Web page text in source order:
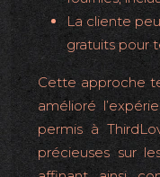
La cliente
gratuits pour
Cette approche
amélioré
permis à
précieuses sur